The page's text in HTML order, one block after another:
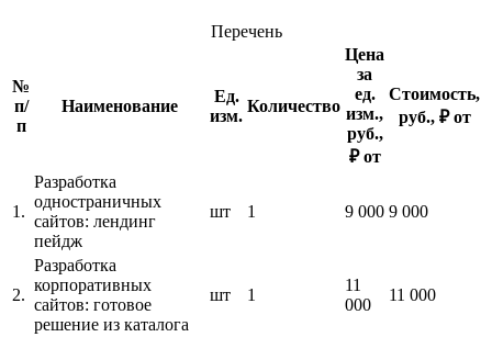
Перечень
№
п/
п
Наименование
Ед.
изм.
Количество
Цена
за
ед.
изм.,
руб.,
₽ от
Стоимость,
руб., ₽ от
1.
Разработка
одностраничных
сайтов: лендинг
пейдж
шт 1 9 000 9 000
2.
Разработка
корпоративных
сайтов: готовое
решение из каталога
шт 1
11
000
11 000